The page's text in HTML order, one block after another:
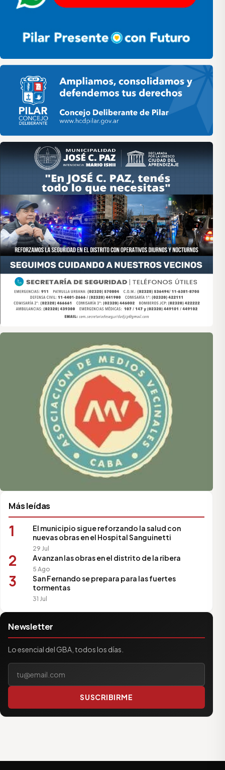
Pilar HCD
Asociación de Medios Vecinales
Más leídas
1
El municipio sigue reforzando la salud con
nuevas obras en el Hospital Sanguinetti
29 Jul
2 Avanzan las obras en el distrito de la ribera
5 Ago
3
San Fernando se prepara para las fuertes
tormentas
31 Jul
Newsletter
Lo esencial del GBA, todos los días.
SUSCRIBIRME